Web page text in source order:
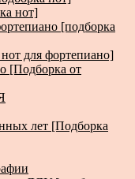
нот]
[подборка
для фортепиано]
[Подборка от
лет [Подборка